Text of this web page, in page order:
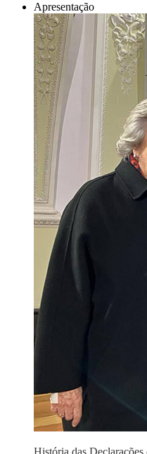
Apresentação
História das